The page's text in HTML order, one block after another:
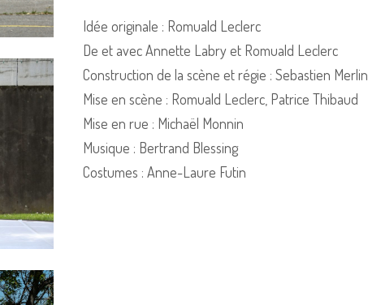
Idée originale : Romuald Leclerc
De et avec Annette Labry et Romuald Leclerc
Construction de la scène et régie : Sebastien Merlin
Mise en scène : Romuald Leclerc, Patrice Thibaud
Mise en rue : Michaël Monnin
Musique : Bertrand Blessing
Costumes : Anne-Laure Futin